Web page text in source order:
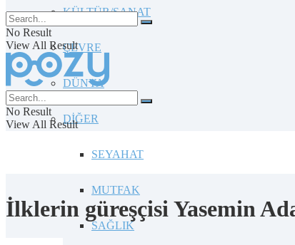
KÜLTÜR/SANAT
ÇEVRE
DÜNYA
DİĞER
SEYAHAT
MUTFAK
SAĞLIK
No Result
View All Result
No Result
View All Result
İlklerin güreşçisi Yasemin